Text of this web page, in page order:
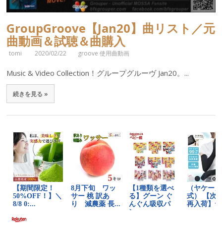
GroupGroove【Jan20】曲リスト／元
曲動画＆試聴＆曲購入
tomi 2020/02/22 groove 使用曲動画
Music & Video Collection！グループグルーヴ Jan20。...
続きを見る »